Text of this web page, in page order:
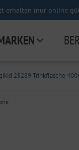
erhalten (nur online
25289 Trinkflasche